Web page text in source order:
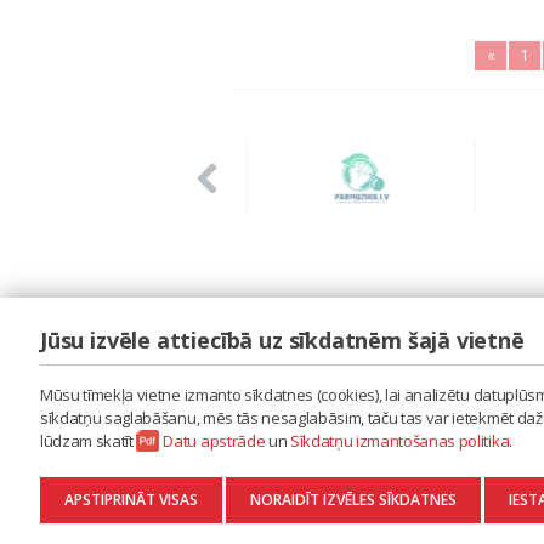
« 1
LAIPA
ES RADU MŪZIKU
AKTUALITĀTES
KONTAKTI
SĪKDATŅU IZMANTOŠANAS POLITIKA
DATU APSTRĀDE
Jūsu izvēle attiecībā uz sīkdatnēm šajā vietnē
Mūsu tīmekļa vietne izmanto sīkdatnes (cookies), lai analizētu
sīkdatņu saglabāšanu, mēs tās nesaglabāsim, taču tas var ietekmēt
lūdzam skatīt
Datu apstrādeun Sīkdatņu izmantošanas politika.
APSTIPRINĀT VISAS NORAIDĪT IZVĒLES SĪKDATNES